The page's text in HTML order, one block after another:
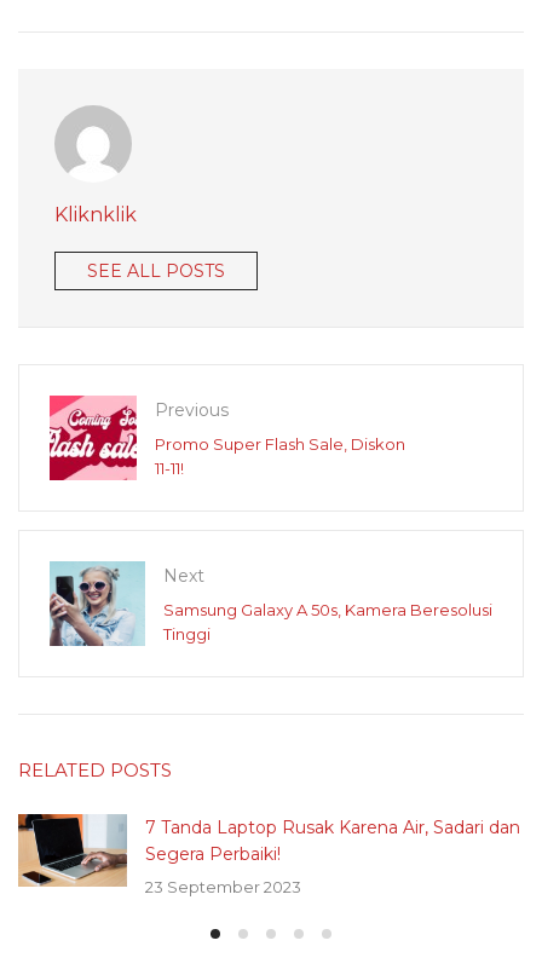
Kliknklik
SEE ALL POSTS
Previous
Promo Super Flash Sale, Diskon
11-11!
Next
Samsung Galaxy A 50s, Kamera Beresolusi
Tinggi
RELATED POSTS
7 Tanda Laptop Rusak Karena Air, Sadari dan
Segera Perbaiki!
23 September 2023